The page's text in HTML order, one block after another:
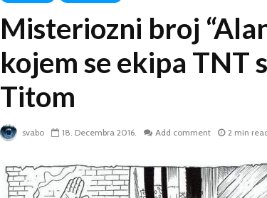
Misteriozni broj
kojem se ekipa TNT
Titom
svabo 18. Decembra 2016. Add comment 2 min